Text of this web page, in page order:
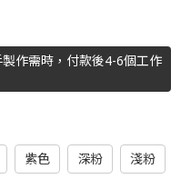
作需時，付款後4-6個工作
紫色 深粉 淺粉